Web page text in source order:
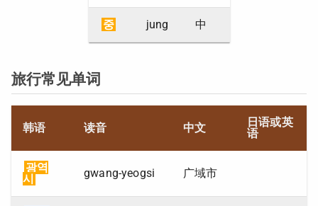
중 jung 中
旅行常见单词
韩语 读音 中文
日语或英
语
광역
시
gwang-yeogsi 广域市